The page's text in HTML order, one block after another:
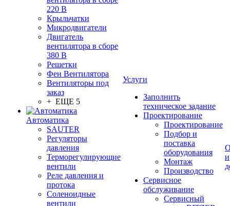
220 В
Крыльчатки
Микродвигатели
Двигатель
вентилятора в сборе
380 В
Решетки
Фен Вентилятора
Вентиляторы под
заказ
+ ЕЩЕ 5
Автоматика
SAUTER
Регуляторы
давления
Терморегулирующие
вентили
Реле давления и
протока
Соленоидные
вентили
Услуги
Заполнить
техническое задание
Проектирование
Проектирование
Подбор и
поставка
оборудования
Монтаж
Производство
Сервисное
обслуживание
Сервисный
и